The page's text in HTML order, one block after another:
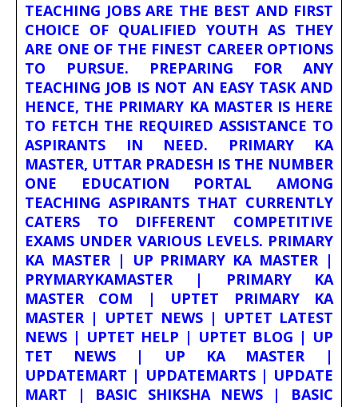
TEACHING JOBS ARE THE BEST AND FIRST
CHOICE OF QUALIFIED YOUTH AS THEY
ARE ONE OF THE FINEST CAREER OPTIONS
TO PURSUE. PREPARING FOR ANY
TEACHING JOB IS NOT AN EASY TASK AND
HENCE, THE PRIMARY KA MASTER IS HERE
TO FETCH THE REQUIRED ASSISTANCE TO
ASPIRANTS IN NEED. PRIMARY KA
MASTER, UTTAR PRADESH IS THE NUMBER
ONE EDUCATION PORTAL AMONG
TEACHING ASPIRANTS THAT CURRENTLY
CATERS TO DIFFERENT COMPETITIVE
EXAMS UNDER VARIOUS LEVELS. PRIMARY
KA MASTER | UP PRIMARY KA MASTER |
PRYMARYKAMASTER | PRIMARY KA
MASTER COM | UPTET PRIMARY KA
MASTER | UPTET NEWS | UPTET LATEST
NEWS | UPTET HELP | UPTET BLOG | UP
TET NEWS | UP KA MASTER |
UPDATEMART | UPDATEMARTS | UPDATE
MART | BASIC SHIKSHA NEWS | BASIC